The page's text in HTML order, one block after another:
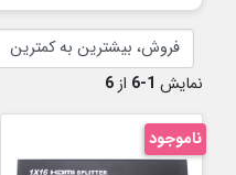
نمایش 1-6 از 6
ناموجود